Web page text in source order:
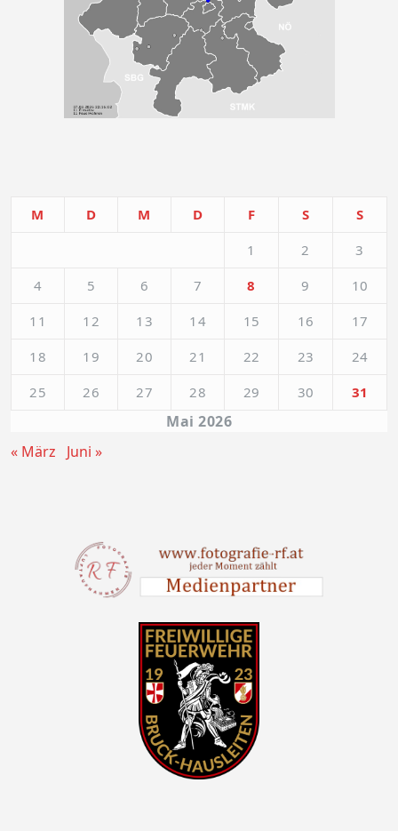
Mai 2026
M D M D F S
S
1
2
3
4
5 6 7 8 9
10
11
12 13 14 15 16
17
18
19 20 21 22 23
24
25
26 27 28 29 30 31
« März Juni »